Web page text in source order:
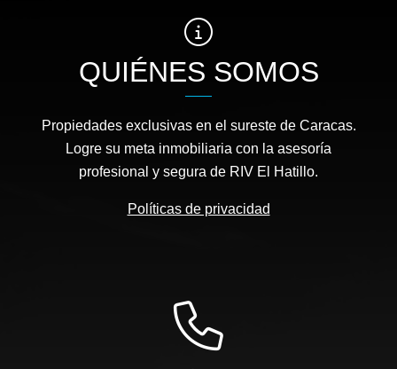
QUIÉNES SOMOS
Propiedades exclusivas en el sureste de Caracas.
Logre su meta inmobiliaria con la asesoría
profesional y segura de RIV El Hatillo.
Políticas de privacidad